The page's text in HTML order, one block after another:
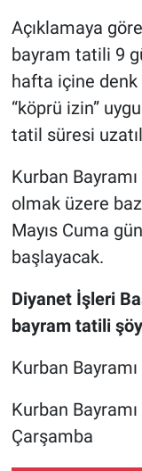
Açıklamaya
bayram tatili 9
hafta içine
“köprü izin”
tatil süresi
Kurban
olmak üzere
Mayıs Cuma
başlayacak.
Diyanet İşleri
bayram tatili
Kurban
Kurban
Çarşamba